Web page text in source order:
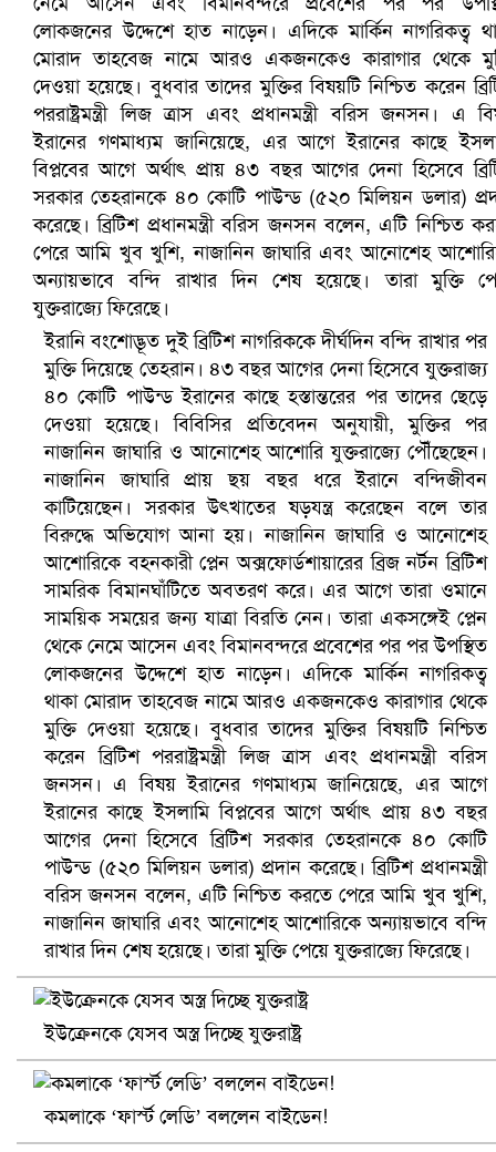
সৌদিতে ব্যাপক ধরপাকড়, এক সপ্তাহেই ২১ হাজারের বেশি
বৈষম্যবিরোধী ছাত্র আন্দোলনের সাধারণ সম্পাদকের পদত্যাগ
ভিউ বাড়াতে রাম দা হাতে ফেসবুকে ভিডিও পোস্ট শিক্ষকের
ইরানি বংশোদ্ভূত দুই ব্রিটিশ নাগরিককে দীর্ঘদিন বন্দি রাখার পর
মুক্তি দিয়েছে তেহরান। ৪৩ বছর আগের দেনা হিসেবে যুক্তরাজ্য
৪০ কোটি পাউন্ড ইরানের কাছে হস্তান্তরের পর তাদের ছেড়ে
দেওয়া হয়েছে। বিবিসির প্রতিবেদন অনুযায়ী, মুক্তির পর
নাজানিন জাঘারি ও আনোশেহ আশোরি যুক্তরাজ্যে পৌঁছেছেন।
নাজানিন জাঘারি প্রায় ছয় বছর ধরে ইরানে বন্দিজীবন
কাটিয়েছেন। সরকার উৎখাতের ষড়যন্ত্র করেছেন বলে তার
বিরুদ্ধে অভিযোগ আনা হয়। নাজানিন জাঘারি ও আনোশেহ
আশোরিকে বহনকারী প্লেন অক্সফোর্ডশায়ারের ব্রিজ নর্টন ব্রিটিশ
সামরিক বিমানঘাঁটিতে অবতরণ করে। এর আগে তারা ওমানে
সাময়িক সময়ের জন্য যাত্রা বিরতি নেন। তারা একসঙ্গেই প্লেন
থেকে নেমে আসেন এবং বিমানবন্দরে প্রবেশের পর পর উপস্থিত
লোকজনের উদ্দেশে হাত নাড়েন। এদিকে মার্কিন নাগরিকত্ব
থাকা মোরাদ তাহবেজ নামে আরও একজনকেও কারাগার থেকে
মুক্তি দেওয়া হয়েছে। বুধবার তাদের মুক্তির বিষয়টি নিশ্চিত
করেন ব্রিটিশ পররাষ্ট্রমন্ত্রী লিজ ত্রাস এবং প্রধানমন্ত্রী বরিস
জনসন। এ বিষয় ইরানের গণমাধ্যম জানিয়েছে, এর আগে
ইরানের কাছে ইসলামি বিপ্লবের আগে অর্থাৎ প্রায় ৪৩ বছর
আগের দেনা হিসেবে ব্রিটিশ সরকার তেহরানকে ৪০ কোটি
পাউন্ড (৫২০ মিলিয়ন ডলার) প্রদান করেছে। ব্রিটিশ প্রধানমন্ত্রী
বরিস জনসন বলেন, এটি নিশ্চিত করতে পেরে আমি খুব খুশি,
নাজানিন জাঘারি এবং আনোশেহ আশোরিকে অন্যায়ভাবে বন্দি
রাখার দিন শেষ হয়েছে। তারা মুক্তি পেয়ে যুক্তরাজ্যে ফিরেছে।
ইউক্রেনকে যেসব অস্ত্র দিচ্ছে যুক্তরাষ্ট্র
কমলাকে ‘ফার্স্ট লেডি’ বললেন বাইডেন!